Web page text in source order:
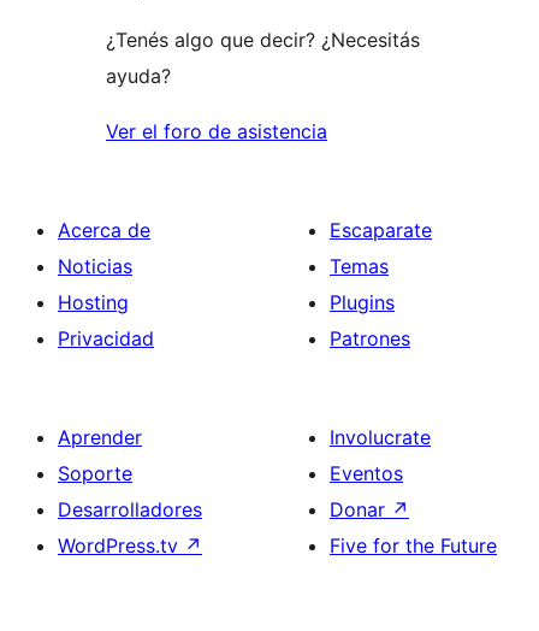
¿Tenés algo que decir? ¿Necesitás
ayuda?
Ver el foro de asistencia
Acerca de
Noticias
Hosting
Privacidad
Escaparate
Temas
Plugins
Patrones
Aprender
Soporte
Desarrolladores
WordPress.tv ↗
Involucrate
Eventos
Donar ↗
Five for the Future